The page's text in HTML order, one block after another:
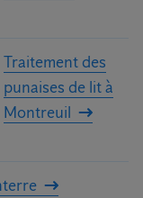
Traitement des
punaises de lit à
Montreuil